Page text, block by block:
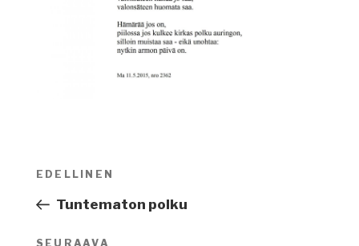
Artikkelien
Edellinen
artikkeli
EDELLINEN
Tuntematon polku
SEURAAVA